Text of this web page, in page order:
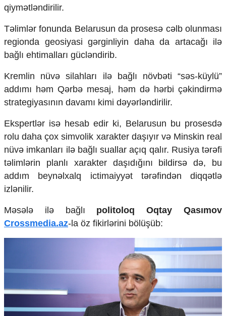
Humanitar
Elm və təhsil
Mədəniyyət
Diaspor
Yüksəliş hekayəsi
Mədəniyyətimizin Zəfəri
Zəfər Diasporu
Səhiyyə
Ailə və uşaq
İqtisadiyyat
İqtisadi xəbərlər
Energetika
Neft-qaz
Əmək və sosial siyasət
Hərbi sənaye
Telekommunikasiya və nəqliyyat
Crossmedia.az - 1 yaş
Məhkəmə və hüquq
Zəfər - 5
qiymətləndirilir.
Təlimlər fonunda Belarusun da prosesə cəlb olunması
regionda geosiyasi gərginliyin daha da artacağı ilə
bağlı ehtimalları gücləndirib.
Kremlin nüvə silahları ilə bağlı növbəti “səs-küylü”
addımı həm Qərbə mesaj, həm də hərbi çəkindirmə
strategiyasının davamı kimi dəyərləndirilir.
Ekspertlər isə hesab edir ki, Belarusun bu prosesdə
rolu daha çox simvolik xarakter daşıyır və Minskin real
nüvə imkanları ilə bağlı suallar açıq qalır. Rusiya tərəfi
təlimlərin planlı xarakter daşıdığını bildirsə də, bu
addım beynəlxalq ictimaiyyət tərəfindən diqqətlə
izlənilir.
Məsələ ilə bağlı politoloq Oqtay Qasımov
Crossmedia.az-la öz fikirlərini bölüşüb: